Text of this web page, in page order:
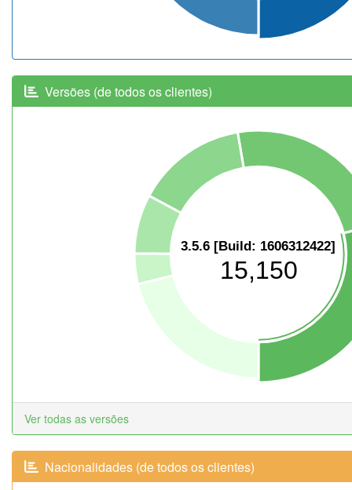
Versões (de todos os clientes)
3.5.6 [Build: 1606312422]
15,150
Ver todas as versões
Nacionalidades (de todos os clientes)